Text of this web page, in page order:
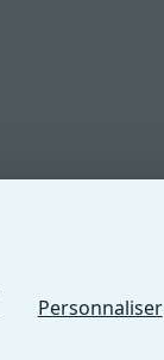
Personnaliser